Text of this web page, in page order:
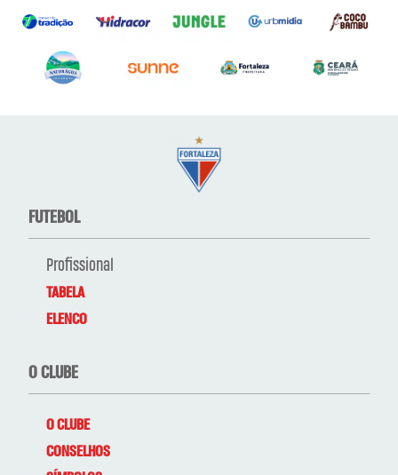
FUTEBOL
Profissional
TABELA
ELENCO
O CLUBE
O CLUBE
CONSELHOS